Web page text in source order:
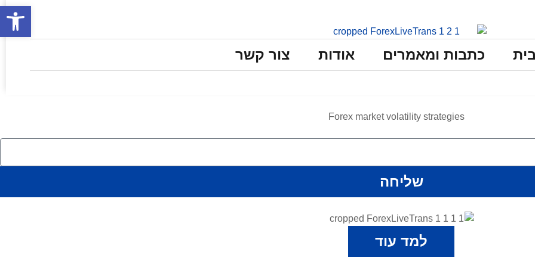
כתבות ומאמרים אודות צור קשר
שליחה
למד עוד
פתח